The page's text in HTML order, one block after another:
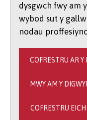
dysgwch fwy am
wybod sut y
nodau
COFRESTRU AR
MWY AM Y
COFRESTRU